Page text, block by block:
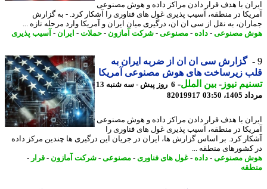
با هدف قرار دادن مراکز داده و هوش مصنوعی
در منطقه، آسیب پذیری غول های فناوری را آشکار کرد. - به گزارش
به نقل از سی ان ان، درگیری میان ایران و آمریکا وارد مرحله تازه ...
مصنوعی-داده - مصنوعی-شرکت آمازون-حملات-ایران - آسیب پذیری
گزارش سی ان ان از ضربه ایران به
زیرساخت های هوش مصنوعی آمریکا
نیوز-بین الملل-
6 روز پیش - سه شنبه 13
03:50
82019917
با هدف قرار دادن مراکز داده و هوش مصنوعی
در منطقه، آسیب پذیری غول های فناوری را
کرد. بر اساس گزارش ها، ایران در جریان این درگیری ها چندین مرکز داده
منطقه ...
مصنوعی-داده - غول های فناوری- مصنوعی-شرکت آمازون-قرار -